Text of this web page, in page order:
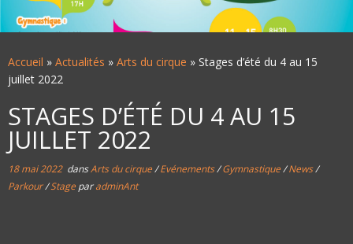
Accueil » Actualités » Arts du cirque » Stages d’été du 4 au 15
juillet 2022
STAGES D’ÉTÉ DU 4 AU 15
JUILLET 2022
18 mai 2022dansArts du cirque/Evénements/Gymnastique/News/
Parkour/Stage paradminAnt